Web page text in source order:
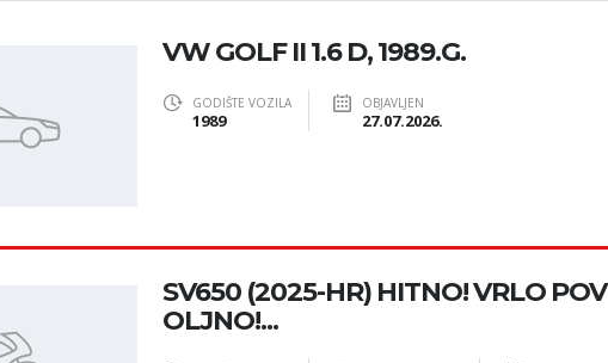
VW GOLF II 1.6 D, 1989.G.
GODIŠTE VOZILA
1989
OBJAVLJEN
27.07.2026.
SV650 (2025-HR) HITNO! VRLO POV
OLJNO!...